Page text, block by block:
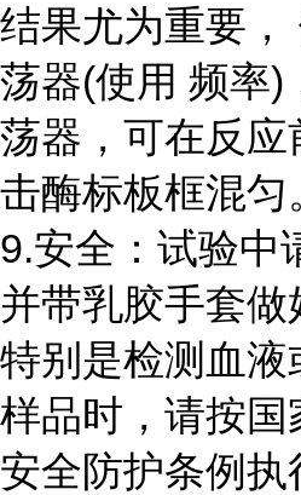
结果尤为重要，
荡器(使用 频率)
荡器，可在反应
击酶标板框混匀
9.安全：试验中
并带乳胶手套做
特别是检测血液
样品时，请按国
安全防护条例执